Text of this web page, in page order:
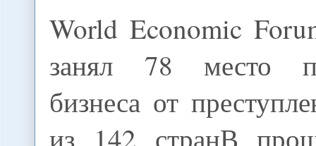
World Economic
занял 78 место
бизнеса от
из 142 странВ